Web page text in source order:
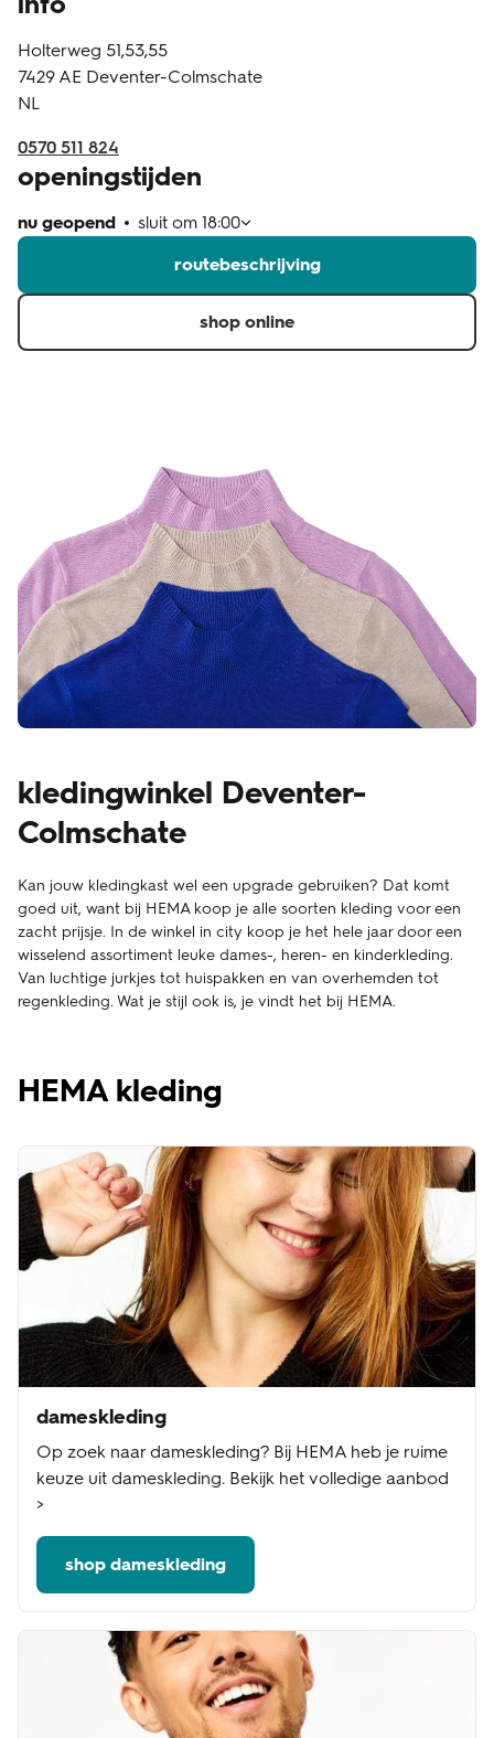
Holterweg 51,53,55
7429 AE Deventer-Colmschate
NL
0570 511 824
openingstijden
nu geopend sluit om 18:00
routebeschrijving
shop online
kledingwinkel Deventer-
Colmschate
Kan jouw kledingkast wel een upgrade gebruiken? Dat komt
goed uit, want bij HEMA koop je alle soorten kleding voor een
zacht prijsje. In de winkel in city koop je het hele jaar door een
wisselend assortiment leuke dames-, heren- en kinderkleding.
Van luchtige jurkjes tot huispakken en van overhemden tot
regenkleding. Wat je stijl ook is, je vindt het bij HEMA.
HEMA kleding
dameskleding
Op zoek naar dameskleding? Bij HEMA heb je ruime
keuze uit dameskleding. Bekijk het volledige aanbod
>
shop dameskleding